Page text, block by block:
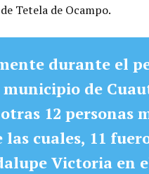
Tetela de Ocampo.
durante el
de
12 personas
las cuales, 11
Victoria en